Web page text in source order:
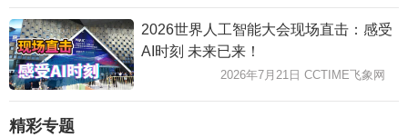
2026世界人工智能大会现场直击：感受
AI时刻 未来已来！
2026年7月21日 CCTIME飞象网
精彩专题